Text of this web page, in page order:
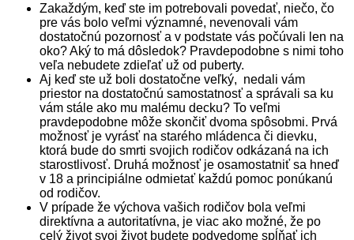
Zakaždým, keď ste im potrebovali povedať, niečo, čo
pre vás bolo veľmi významné, nevenovali vám
dostatočnú pozornosť a v podstate vás počúvali len na
oko? Aký to má dôsledok? Pravdepodobne s nimi toho
veľa nebudete zdieľať už od puberty.
Aj keď ste už boli dostatočne veľký, nedali vám
priestor na dostatočnú samostatnosť a správali sa ku
vám stále ako mu malému decku? To veľmi
pravdepodobne môže skončiť dvoma spôsobmi. Prvá
možnosť je vyrásť na starého mládenca či dievku,
ktorá bude do smrti svojich rodičov odkázaná na ich
starostlivosť. Druhá možnosť je osamostatniť sa hneď
v 18 a principiálne odmietať každú pomoc ponúkanú
od rodičov.
V prípade že výchova vašich rodičov bola veľmi
direktívna a autoritatívna, je viac ako možné, že po
celý život svoj život budete podvedome spĺňať ich